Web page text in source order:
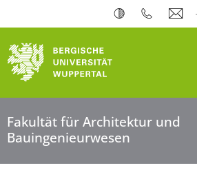
Fakultät für Architektur und
Bauingenieurwesen